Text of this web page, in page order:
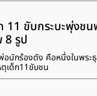
11 ขับกระบะพุ่งชน
8 รูป
นักร้องดัง คือหนึ่งในพระ
เด็ก11ขับชน